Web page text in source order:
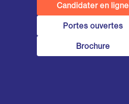
Candidater en ligne
Portes ouvertes
Brochure